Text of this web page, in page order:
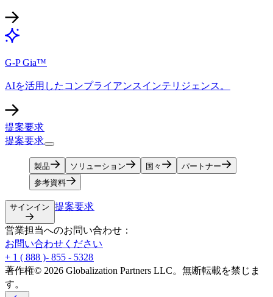
G-P Gia™​​
AIを活用したコンプライアンスインテリジェンス。​​
提案要求​​
提案要求​​
製品​​ ソリューション​​ 国々​​
パートナー​​
参考資料​​
サインイン​​ 提案要求​​
営業担当へのお問い合わせ：​​
お問い合わせください​​
+ 1 ( 888 )- 855 - 5328​​
著作権© 2026 Globalization Partners LLC。無断転載を禁じま
す。​​